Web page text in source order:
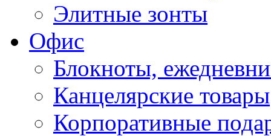
Элитные зонты
Офис
Блокноты,
Канцелярские товары
Корпоративные